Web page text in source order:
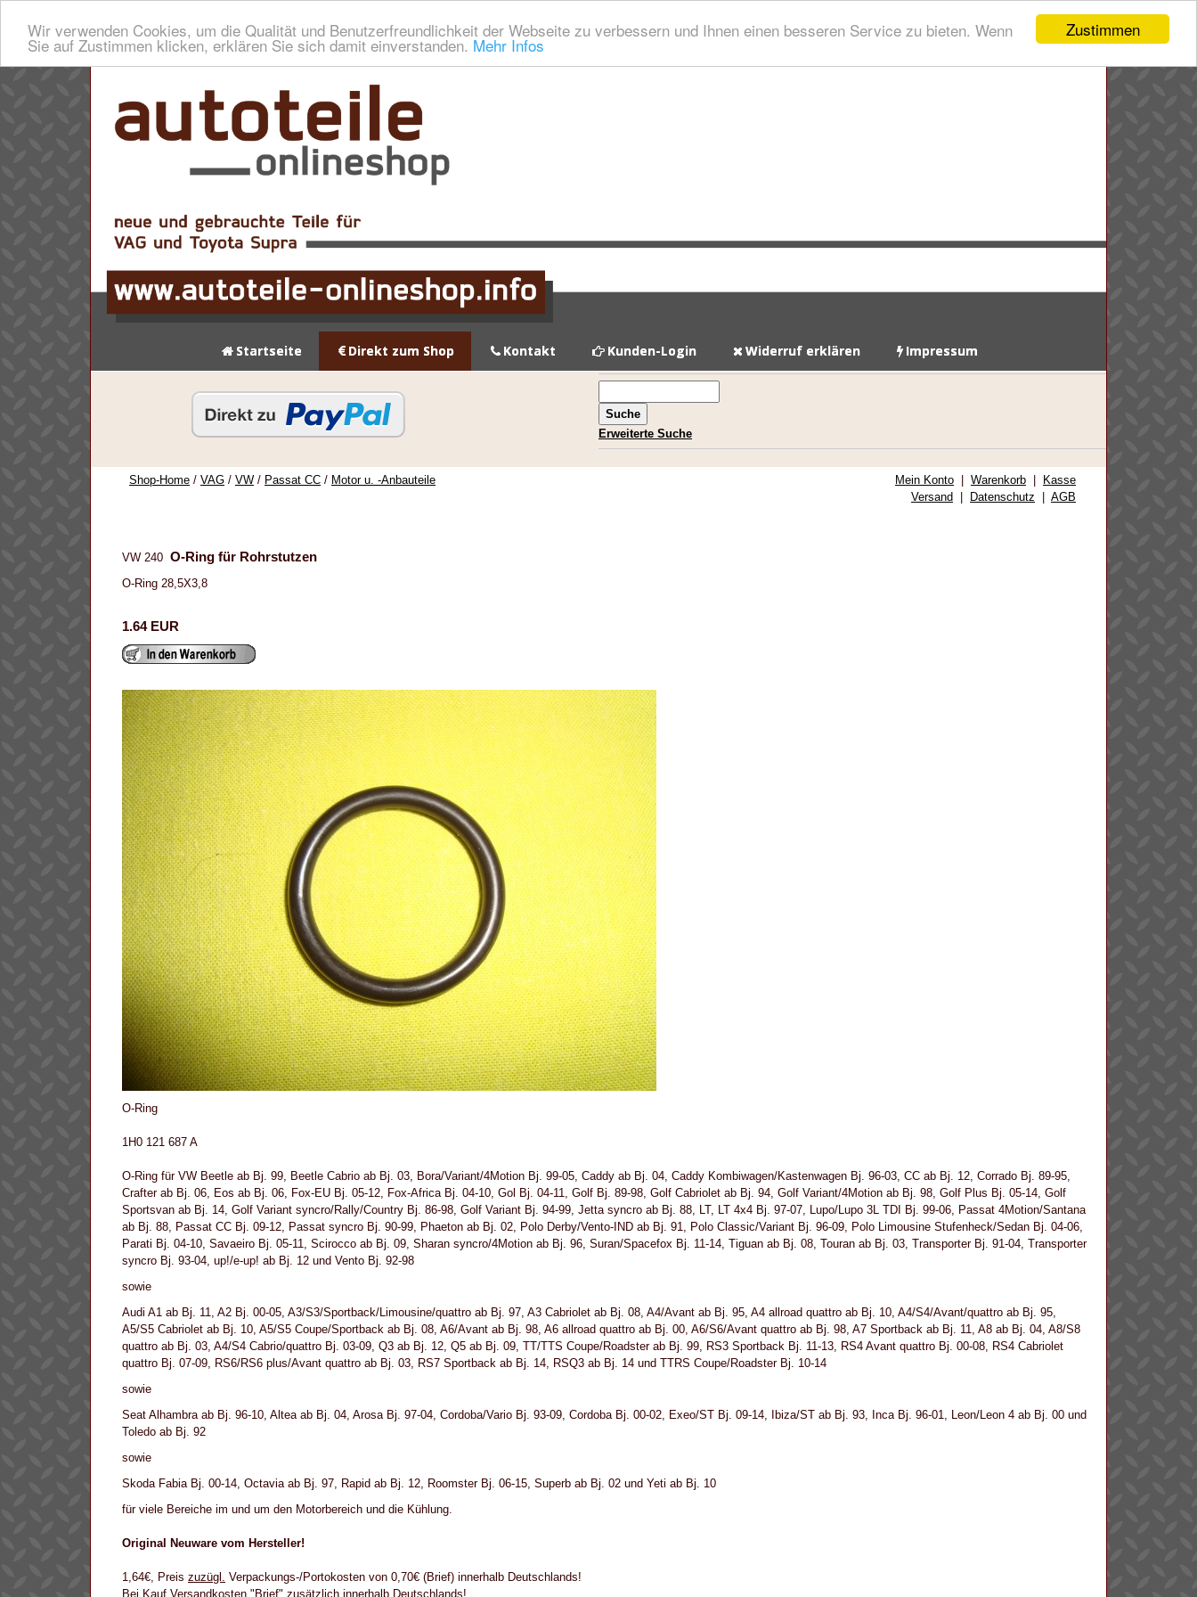
Zustimmen
Wir verwenden Cookies, um die Qualität und Benutzerfreundlichkeit der Webseite zu verbessern und Ihnen einen besseren Service zu bieten. Wenn
Sie auf Zustimmen klicken, erklären Sie sich damit einverstanden. Mehr Infos
Startseite Direkt zum Shop Kontakt Kunden-Login Widerruf erklären Impressum
Erweiterte Suche
Shop-Home / VAG / VW / Passat CC / Motor u. -Anbauteile Mein Konto Warenkorb
Kasse
Versand
Datenschutz AGB
VW 240 O-Ring für Rohrstutzen
O-Ring 28,5X3,8
1.64 EUR
O-Ring
1H0 121 687 A
O-Ring für VW Beetle ab Bj. 99, Beetle Cabrio ab Bj. 03, Bora/Variant/4Motion Bj. 99-05, Caddy ab Bj. 04, Caddy Kombiwagen/Kastenwagen Bj. 96-03, CC ab Bj. 12, Corrado Bj. 89-95,
Crafter ab Bj. 06, Eos ab Bj. 06, Fox-EU Bj. 05-12, Fox-Africa Bj. 04-10, Gol Bj. 04-11, Golf Bj. 89-98, Golf Cabriolet ab Bj. 94, Golf Variant/4Motion ab Bj. 98, Golf Plus Bj. 05-14, Golf
Sportsvan ab Bj. 14, Golf Variant syncro/Rally/Country Bj. 86-98, Golf Variant Bj. 94-99, Jetta syncro ab Bj. 88, LT, LT 4x4 Bj. 97-07, Lupo/Lupo 3L TDI Bj. 99-06, Passat 4Motion/Santana
ab Bj. 88, Passat CC Bj. 09-12, Passat syncro Bj. 90-99, Phaeton ab Bj. 02, Polo Derby/Vento-IND ab Bj. 91, Polo Classic/Variant Bj. 96-09, Polo Limousine Stufenheck/Sedan Bj. 04-06,
Parati Bj. 04-10, Savaeiro Bj. 05-11, Scirocco ab Bj. 09, Sharan syncro/4Motion ab Bj. 96, Suran/Spacefox Bj. 11-14, Tiguan ab Bj. 08, Touran ab Bj. 03, Transporter Bj. 91-04, Transporter
syncro Bj. 93-04, up!/e-up! ab Bj. 12 und Vento Bj. 92-98
sowie
Audi A1 ab Bj. 11, A2 Bj. 00-05, A3/S3/Sportback/Limousine/quattro ab Bj. 97, A3 Cabriolet ab Bj. 08, A4/Avant ab Bj. 95, A4 allroad quattro ab Bj. 10, A4/S4/Avant/quattro ab Bj. 95,
A5/S5 Cabriolet ab Bj. 10, A5/S5 Coupe/Sportback ab Bj. 08, A6/Avant ab Bj. 98, A6 allroad quattro ab Bj. 00, A6/S6/Avant quattro ab Bj. 98, A7 Sportback ab Bj. 11, A8 ab Bj. 04, A8/S8
quattro ab Bj. 03, A4/S4 Cabrio/quattro Bj. 03-09, Q3 ab Bj. 12, Q5 ab Bj. 09, TT/TTS Coupe/Roadster ab Bj. 99, RS3 Sportback Bj. 11-13, RS4 Avant quattro Bj. 00-08, RS4 Cabriolet
quattro Bj. 07-09, RS6/RS6 plus/Avant quattro ab Bj. 03, RS7 Sportback ab Bj. 14, RSQ3 ab Bj. 14 und TTRS Coupe/Roadster Bj. 10-14
sowie
Seat Alhambra ab Bj. 96-10, Altea ab Bj. 04, Arosa Bj. 97-04, Cordoba/Vario Bj. 93-09, Cordoba Bj. 00-02, Exeo/ST Bj. 09-14, Ibiza/ST ab Bj. 93, Inca Bj. 96-01, Leon/Leon 4 ab Bj. 00 und
Toledo ab Bj. 92
sowie
Skoda Fabia Bj. 00-14, Octavia ab Bj. 97, Rapid ab Bj. 12, Roomster Bj. 06-15, Superb ab Bj. 02 und Yeti ab Bj. 10
für viele Bereiche im und um den Motorbereich und die Kühlung.
Original Neuware vom Hersteller!
1,64€, Preis zuzügl. Verpackungs-/Portokosten von 0,70€ (Brief) innerhalb Deutschlands!
Bei Kauf Versandkosten "Brief" zusätzlich innerhalb Deutschlands!